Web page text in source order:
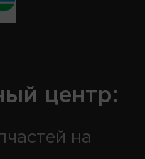
центр:
на